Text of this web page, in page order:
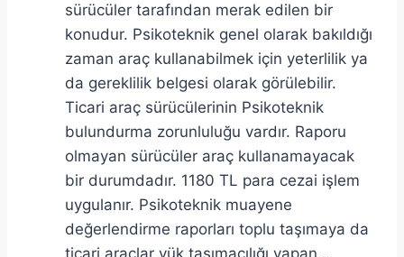
sürücüler tarafından merak edilen bir
konudur. Psikoteknik genel olarak bakıldığı
zaman araç kullanabilmek için yeterlilik ya
da gereklilik belgesi olarak görülebilir.
Ticari araç sürücülerinin Psikoteknik
bulundurma zorunluluğu vardır. Raporu
olmayan sürücüler araç kullanamayacak
bir durumdadır. 1180 TL para cezai işlem
uygulanır. Psikoteknik muayene
değerlendirme raporları toplu taşımaya da
ticari araçlar yük taşımacılığı yapan…